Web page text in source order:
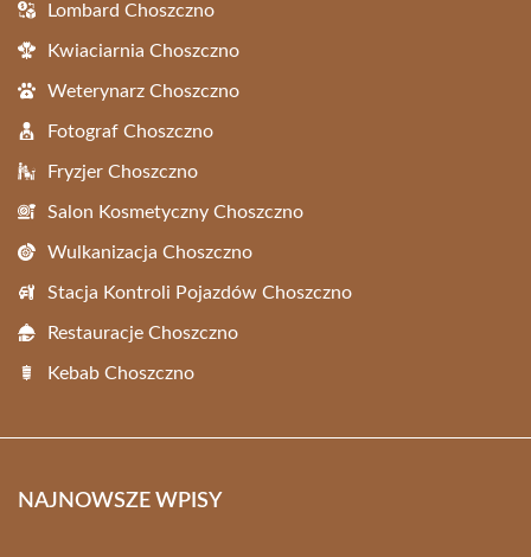
Lombard Choszczno
Kwiaciarnia Choszczno
Weterynarz Choszczno
Fotograf Choszczno
Fryzjer Choszczno
Salon Kosmetyczny Choszczno
Wulkanizacja Choszczno
Stacja Kontroli Pojazdów Choszczno
Restauracje Choszczno
Kebab Choszczno
NAJNOWSZE WPISY